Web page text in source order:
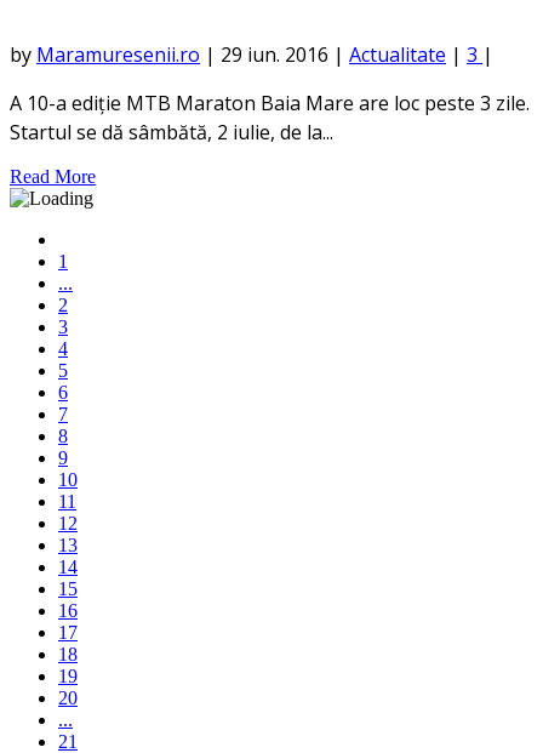
by Maramuresenii.ro | 29 iun. 2016 | Actualitate | 3 |
A 10-a ediție MTB Maraton Baia Mare are loc peste 3 zile.
Startul se dă sâmbătă, 2 iulie, de la...
Read More
1
...
2
3
4
5
6
7
8
9
10
11
12
13
14
15
16
17
18
19
20
...
21